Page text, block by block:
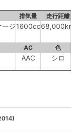
排気量 走行距離
ジ1600cc68,000km
AC 色
AAC シロ